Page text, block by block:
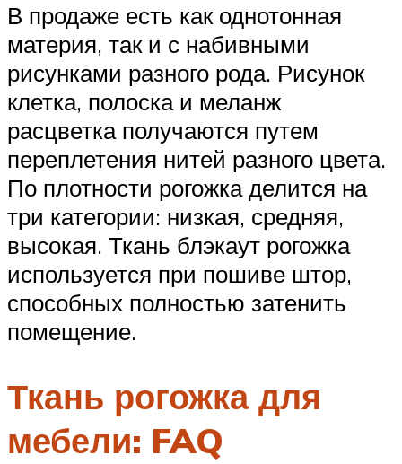
В продаже есть как однотонная
материя, так и с набивными
рисунками разного рода. Рисунок
клетка, полоска и меланж
расцветка получаются путем
переплетения нитей разного цвета.
По плотности рогожка делится на
три категории: низкая, средняя,
высокая. Ткань блэкаут рогожка
используется при пошиве штор,
способных полностью затенить
помещение.
Ткань рогожка для
мебели: FAQ